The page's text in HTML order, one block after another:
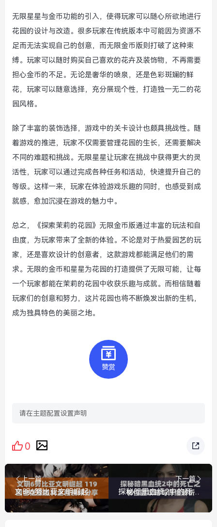
无限星星与金币功能的引入，使得玩家可以随心所欲地进行
花园的设计与改造。很多玩家在传统版本中可能因为资源不
足而无法实现自己的创意，而无限金币版则打破了这种束
缚。玩家可以随时购买自己喜欢的花卉及装饰物，不再需要
担心金币的不足。无论是奢华的喷泉，还是色彩斑斓的鲜
花，玩家可以随意选择，充分展现个性，打造独一无二的花
园风格。
除了丰富的装饰选择，游戏中的关卡设计也颇具挑战性。随
着游戏的推进，玩家不仅需要管理花园的生长，还需要解决
不同的难题和挑战。无限星星让玩家在挑战中获得更大的灵
活性，玩家可以通过完成各种任务和活动，快速提升自己的
等级。这样一来，玩家在体验游戏乐趣的同时，也感受到成
就感，愈加沉浸在游戏的魅力中。
总之，《探索茉莉的花园》无限金币版通过丰富的玩法和自
由度，为玩家带来了全新的体验。不论是对于热爱园艺的玩
家，还是喜欢设计的创意者，这款游戏都能满足他们的需
求。无限的金币和星星为花园的打造提供了无限可能，让每
一个玩家都能在茉莉的花园中收获乐趣与成就。而相信随着
玩家们的创意和努力，这片花园也将不断焕发出新的生机，
成为独具特色的美丽之地。
赞赏
请在主题配置设置声明
0
上一篇
文明6努比亚文明崛起 119回合征服胜利全程视频分享
下一篇
探秘暗黑血统2中的死亡之书位置攻略与详细解析